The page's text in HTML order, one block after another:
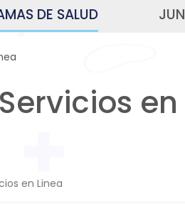
DE SALUD
en
en Linea